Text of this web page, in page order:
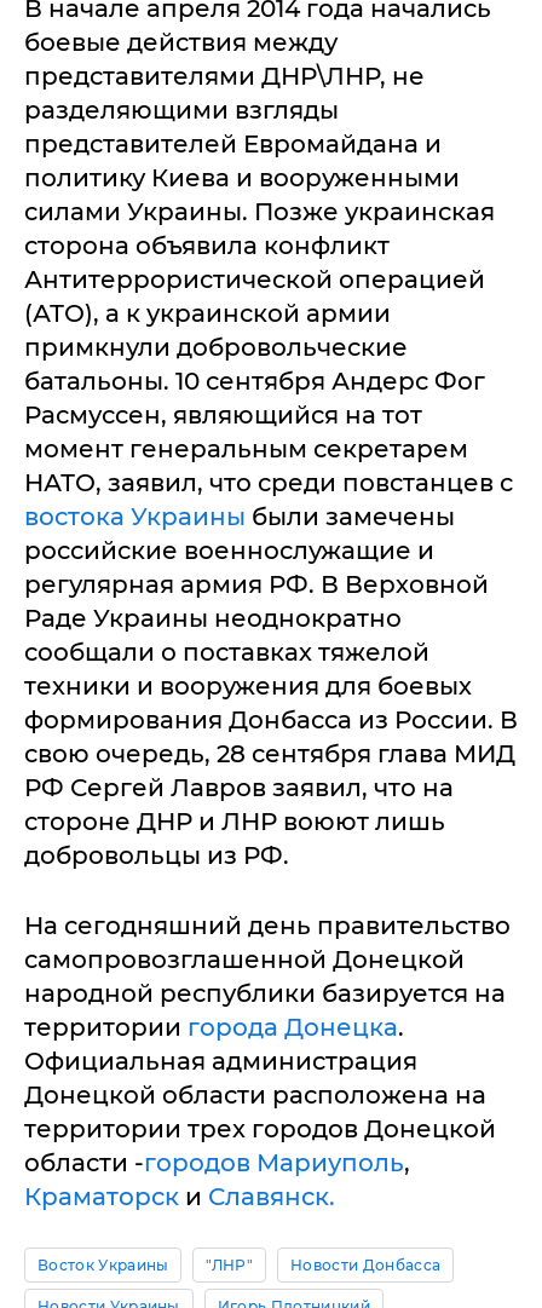
В начале апреля 2014 года начались
боевые действия между
представителями ДНР\ЛНР, не
разделяющими взгляды
представителей Евромайдана и
политику Киева и вооруженными
силами Украины. Позже украинская
сторона объявила конфликт
Антитеррористической операцией
(АТО), а к украинской армии
примкнули добровольческие
батальоны. 10 сентября Андерс Фог
Расмуссен, являющийся на тот
момент генеральным секретарем
НАТО, заявил, что среди повстанцев с
востока Украины были замечены
российские военнослужащие и
регулярная армия РФ. В Верховной
Раде Украины неоднократно
сообщали о поставках тяжелой
техники и вооружения для боевых
формирования Донбасса из России. В
свою очередь, 28 сентября глава МИД
РФ Сергей Лавров заявил, что на
стороне ДНР и ЛНР воюют лишь
добровольцы из РФ.
На сегодняшний день правительство
самопровозглашенной Донецкой
народной республики базируется на
территории города Донецка.
Официальная администрация
Донецкой области расположена на
территории трех городов Донецкой
области -городов Мариуполь,
Краматорск и Славянск.
Восток Украины "ЛНР" Новости Донбасса